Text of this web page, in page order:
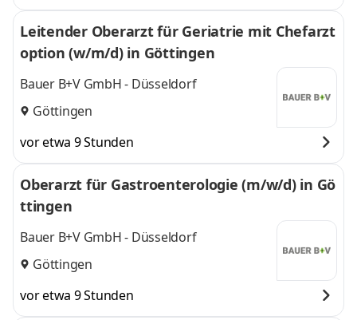
Leitender Oberarzt für Geriatrie mit Chefarzt
option (w/m/d) in Göttingen
Bauer B+V GmbH - Düsseldorf
Göttingen
vor etwa 9 Stunden
Oberarzt für Gastroenterologie (m/w/d) in Gö
ttingen
Bauer B+V GmbH - Düsseldorf
Göttingen
vor etwa 9 Stunden